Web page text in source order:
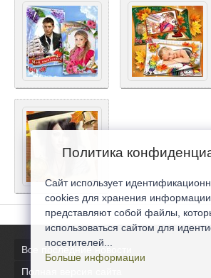
Все последние новости
Полная версия сайта
Политика
Сайт использует
cookies для хранения
представляют собой файлы,
использоваться сайтом для
посетителей...
Больше информации